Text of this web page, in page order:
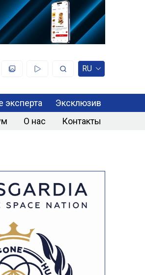
RU
эксперта
Эксклюзив
О нас Контакты